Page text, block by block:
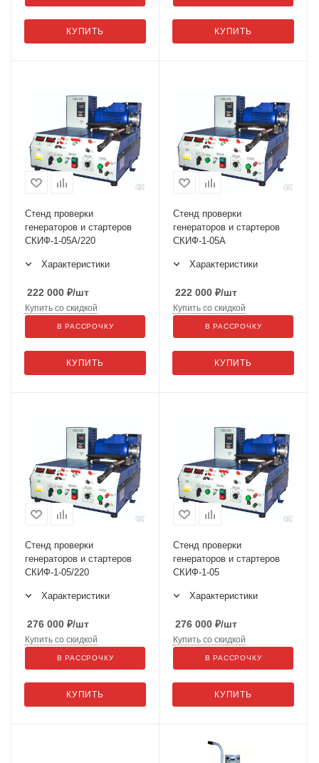
КУПИТЬ КУПИТЬ
Стенд проверки
генераторов и стартеров
СКИФ-1-05А/220
Характеристики
222 000 ₽/шт
КУПИТЬ
Купить со скидкой
В РАССРОЧКУ
Стенд проверки
генераторов и стартеров
СКИФ-1-05А
Характеристики
222 000 ₽/шт
КУПИТЬ
Купить со скидкой
В РАССРОЧКУ
Стенд проверки
генераторов и стартеров
СКИФ-1-05/220
Характеристики
276 000 ₽/шт
КУПИТЬ
Купить со скидкой
В РАССРОЧКУ
Стенд проверки
генераторов и стартеров
СКИФ-1-05
Характеристики
276 000 ₽/шт
КУПИТЬ
Купить со скидкой
В РАССРОЧКУ